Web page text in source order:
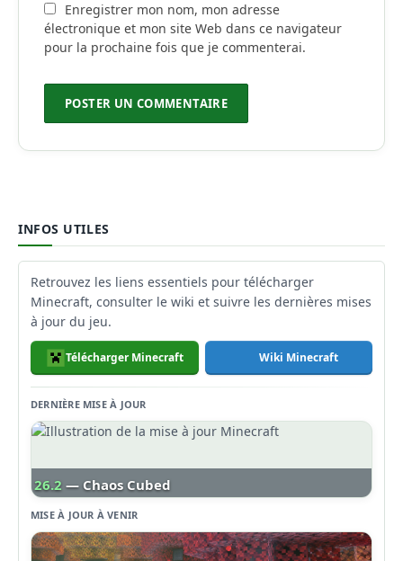
Enregistrer mon nom, mon adresse
électronique et mon site Web dans ce navigateur
pour la prochaine fois que je commenterai.
INFOS UTILES
Retrouvez les liens essentiels pour télécharger
Minecraft, consulter le wiki et suivre les dernières mises
à jour du jeu.
Télécharger Minecraft Wiki Minecraft
DERNIÈRE MISE À JOUR
26.2 — Chaos Cubed
MISE À JOUR À VENIR